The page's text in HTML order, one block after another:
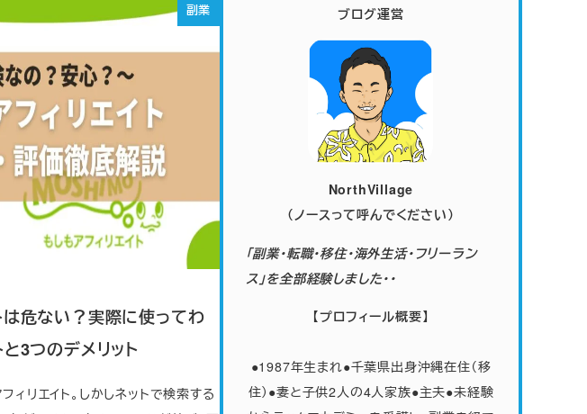
副業
は危ない？実際に使ってわ
3つのデメリット
ィリエイト。しかしネットで検索する
ブログ運営
NorthVillage
（ノースって呼んでください）
「副業・転職・移住・海外生活・フリーラン
ス」を全部経験しました・・
【プロフィール概要】
●1987年生まれ●千葉県出身沖縄在住（移
住）●妻と子供2人の4人家族●主夫●未経験